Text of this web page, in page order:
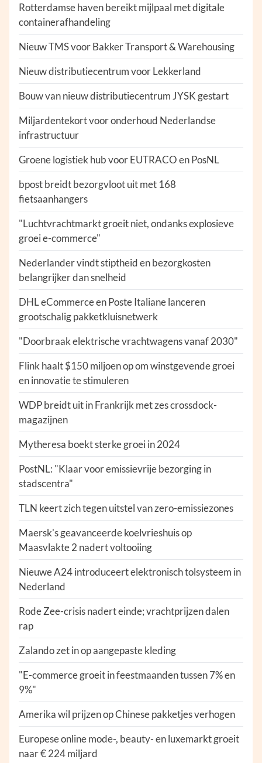
Rotterdamse haven bereikt mijlpaal met digitale
containerafhandeling
Nieuw TMS voor Bakker Transport & Warehousing
Nieuw distributiecentrum voor Lekkerland
Bouw van nieuw distributiecentrum JYSK gestart
Miljardentekort voor onderhoud Nederlandse
infrastructuur
Groene logistiek hub voor EUTRACO en PosNL
bpost breidt bezorgvloot uit met 168
fietsaanhangers
"Luchtvrachtmarkt groeit niet, ondanks explosieve
groei e-commerce"
Nederlander vindt stiptheid en bezorgkosten
belangrijker dan snelheid
DHL eCommerce en Poste Italiane lanceren
grootschalig pakketkluisnetwerk
"Doorbraak elektrische vrachtwagens vanaf 2030"
Flink haalt $150 miljoen op om winstgevende groei
en innovatie te stimuleren
WDP breidt uit in Frankrijk met zes crossdock-
magazijnen
Mytheresa boekt sterke groei in 2024
PostNL: "Klaar voor emissievrije bezorging in
stadscentra"
TLN keert zich tegen uitstel van zero-emissiezones
Maersk's geavanceerde koelvrieshuis op
Maasvlakte 2 nadert voltooiing
Nieuwe A24 introduceert elektronisch tolsysteem in
Nederland
Rode Zee-crisis nadert einde; vrachtprijzen dalen
rap
Zalando zet in op aangepaste kleding
"E-commerce groeit in feestmaanden tussen 7% en
9%"
Amerika wil prijzen op Chinese pakketjes verhogen
Europese online mode-, beauty- en luxemarkt groeit
naar € 224 miljard